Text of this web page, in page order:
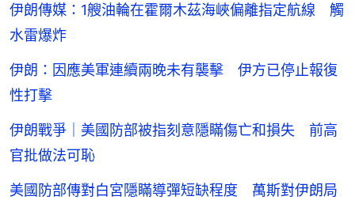
伊朗傳媒：1艘油輪在霍爾木茲海峽偏離指定航線 觸
水雷爆炸
伊朗：因應美軍連續兩晚未有襲擊 伊方已停止報復
性打擊
伊朗戰爭｜美國防部被指刻意隱瞞傷亡和損失 前高
官批做法可恥
美國防部傳對白宮隱瞞導彈短缺程度 萬斯對伊朗局